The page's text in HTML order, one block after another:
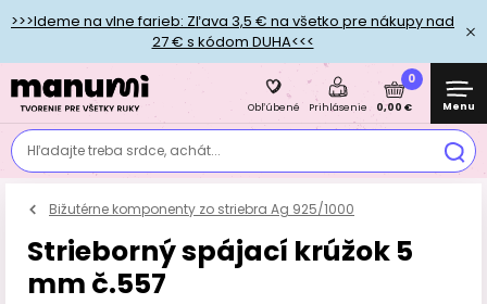
>>>Ideme na vlne farieb: Zľava 3,5 € na všetko pre nákupy nad
27 € s kódom DUHA<<<
Hľadajte treba srdce, achát...
Obľúbené Prihlásenie
0
0,00 € Menu
Bižutérne komponenty zo striebra Ag 925/1000
Strieborný spájací krúžok 5
mm č.557